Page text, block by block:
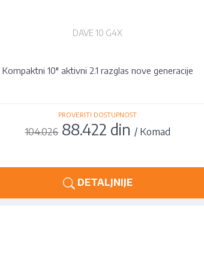
DAVE 10 G4X
Kompaktni 10" aktivni 2.1 razglas nove generacije
PROVERITI DOSTUPNOST
104.02688.422 din / Komad
DETALJNIJE